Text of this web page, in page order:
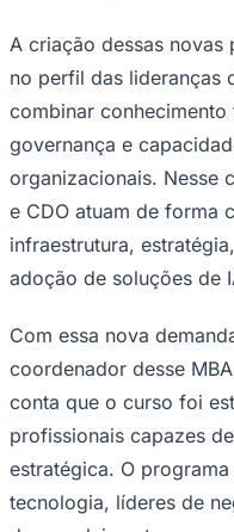
Palmeiras
A criação dessas novas
no perfil das lideranças
combinar
governança e
organizacionais. Nesse
e CDO atuam de forma
infraestrutura,
adoção de soluções de
Com essa nova
coordenador desse
conta que o curso foi
profissionais capazes
estratégica. O
tecnologia, líderes de